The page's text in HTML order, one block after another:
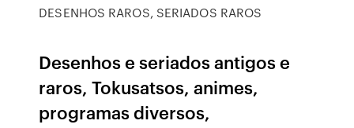
DESENHOS RAROS, SERIADOS RAROS
Desenhos e seriados antigos e
raros, Tokusatsos, animes,
programas diversos,